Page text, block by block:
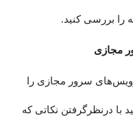
را بررسی کنید.
سرور مجازی را
با درنظرگرفتن نکاتی که